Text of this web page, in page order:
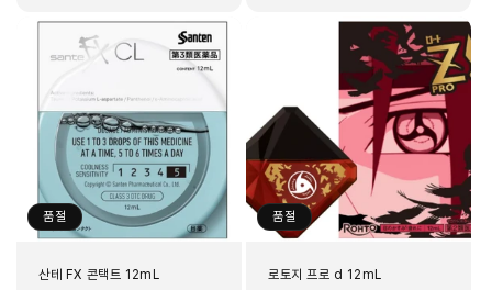
품절
산테 FX 콘택트 12mL
품절
로토지 프로 d 12mL